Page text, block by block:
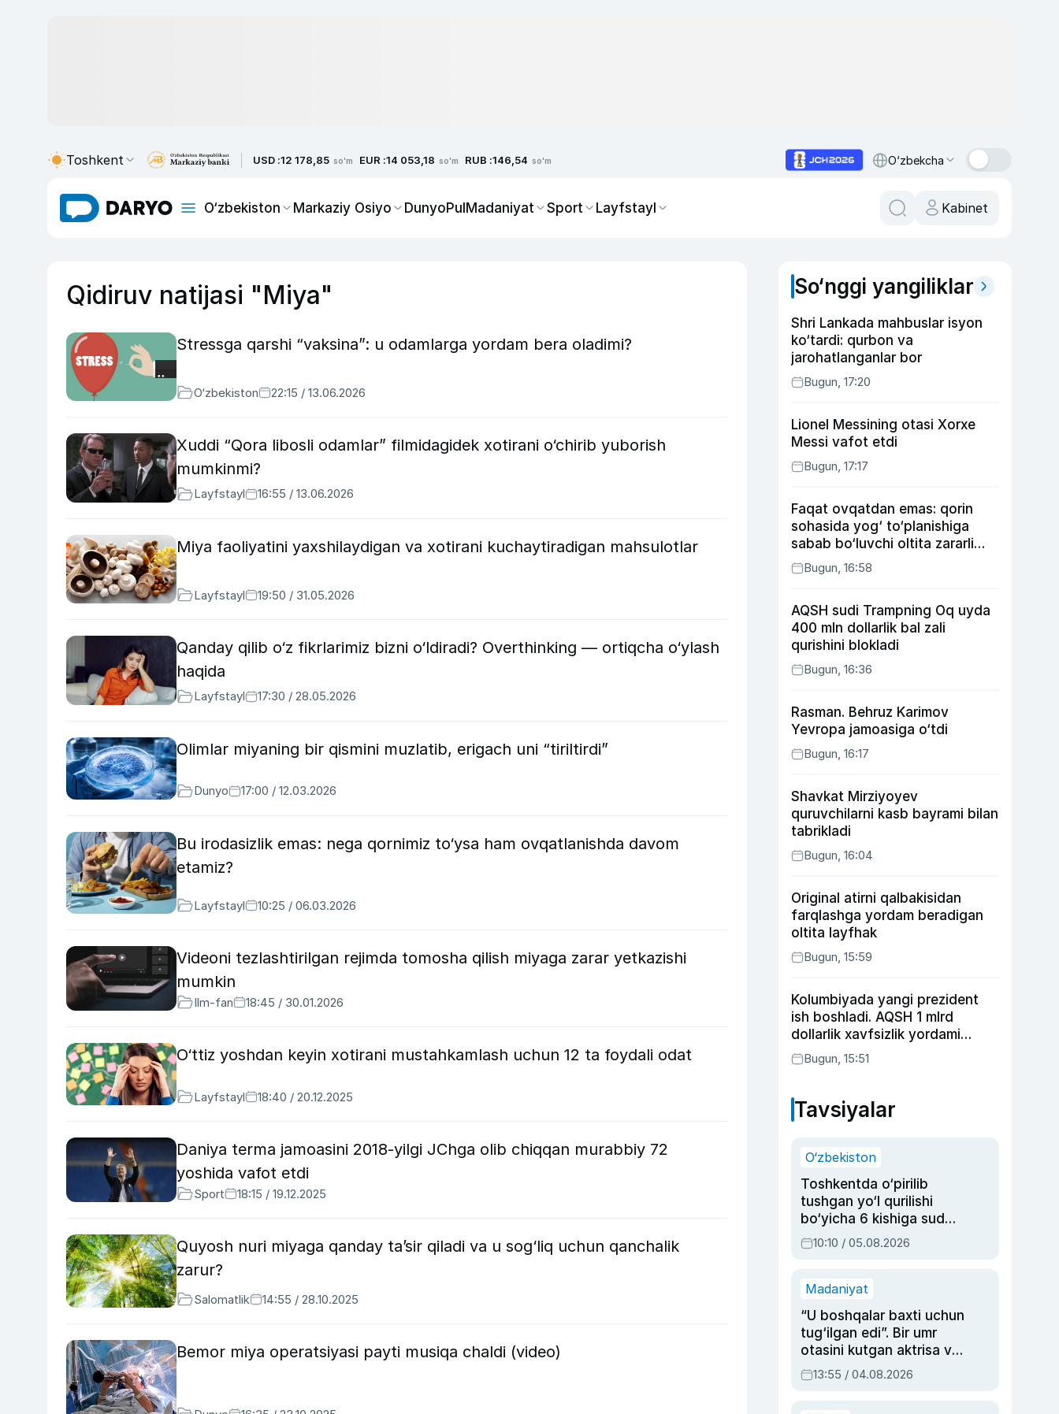
Toshkent USD :12 178,85 so'm EUR :14 053,18 so'm RUB :146,54 so'm O‘zbekcha
O‘zbekiston Markaziy Osiyo DunyoPulMadaniyat Sport Layfstayl Kabinet
Qidiruv natijasi "Miya"
Stressga qarshi “vaksina”: u odamlarga yordam bera oladimi?
O‘zbekiston 22:15 / 13.06.2026
Xuddi “Qora libosli odamlar” filmidagidek xotirani o‘chirib yuborish
mumkinmi?
Layfstayl 16:55 / 13.06.2026
Miya faoliyatini yaxshilaydigan va xotirani kuchaytiradigan mahsulotlar
Layfstayl 19:50 / 31.05.2026
Qanday qilib o‘z fikrlarimiz bizni o‘ldiradi? Overthinking — ortiqcha o‘ylash
haqida
Layfstayl 17:30 / 28.05.2026
Olimlar miyaning bir qismini muzlatib, erigach uni “tiriltirdi”
Dunyo 17:00 / 12.03.2026
Bu irodasizlik emas: nega qornimiz to‘ysa ham ovqatlanishda davom
etamiz?
Layfstayl 10:25 / 06.03.2026
Videoni tezlashtirilgan rejimda tomosha qilish miyaga zarar yetkazishi
mumkin
Ilm-fan 18:45 / 30.01.2026
O‘ttiz yoshdan keyin xotirani mustahkamlash uchun 12 ta foydali odat
Layfstayl 18:40 / 20.12.2025
Daniya terma jamoasini 2018-yilgi JChga olib chiqqan murabbiy 72
yoshida vafot etdi
Sport 18:15 / 19.12.2025
Quyosh nuri miyaga qanday ta’sir qiladi va u sog‘liq uchun qanchalik
zarur?
Salomatlik 14:55 / 28.10.2025
Bemor miya operatsiyasi payti musiqa chaldi (video)
So‘nggi yangiliklar
Shri Lankada mahbuslar isyon
ko‘tardi: qurbon va
jarohatlanganlar bor
Bugun, 17:20
Lionel Messining otasi Xorxe
Messi vafot etdi
Bugun, 17:17
Faqat ovqatdan emas: qorin
sohasida yog‘ to‘planishiga
sabab bo‘luvchi oltita zararli
odatBugun, 16:58
AQSH sudi Trampning Oq uyda
400 mln dollarlik bal zali
qurishini blokladi
Bugun, 16:36
Rasman. Behruz Karimov
Yevropa jamoasiga o‘tdi
Bugun, 16:17
Shavkat Mirziyoyev
quruvchilarni kasb bayrami bilan
tabrikladi
Bugun, 16:04
Original atirni qalbakisidan
farqlashga yordam beradigan
oltita layfhak
Bugun, 15:59
Kolumbiyada yangi prezident
ish boshladi. AQSH 1 mlrd
dollarlik xavfsizlik yordami
bermoqchi
Bugun, 15:51
Tavsiyalar
O‘zbekiston
Toshkentda o‘pirilib
tushgan yo‘l qurilishi
bo‘yicha 6 kishiga sud
hukmi o‘qildi
10:10 / 05.08.2026
Madaniyat
“U boshqalar baxti uchun
tug‘ilgan edi”. Bir umr
otasini kutgan aktrisa va
dublyaj ustasi Rimma
Ahmedovaning
13:55 / 04.08.2026